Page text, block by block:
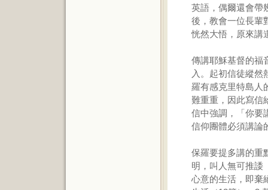
英語，偶爾還會帶
後，教會一位長輩
恍然大悟，原來講
傳講耶穌基督的福
入。起初信徒縱然
羅有感克里特島人
難重重，因此寫信
信中強調，「你要
信仰團體必須講論
保羅要提多講的重
明，叫人無可推諉
心意的生活，即棄